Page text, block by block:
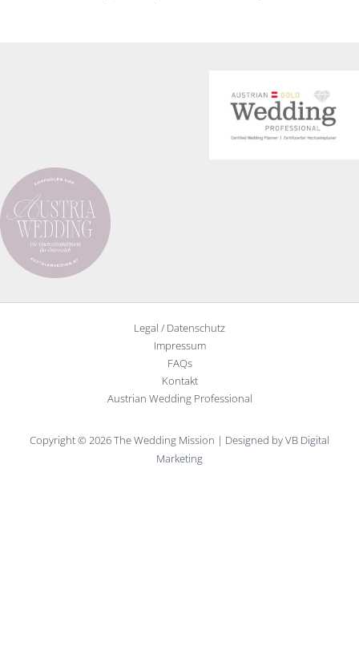
Legal / Datenschutz
Impressum
FAQs
Kontakt
Austrian Wedding Professional
Copyright © 2026 The Wedding Mission | Designed by VB Digital
Marketing